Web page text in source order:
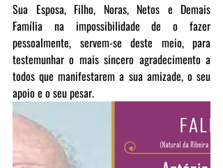
Sua Esposa, Filho, Noras, Netos e Demais
Família na impossibilidade de o fazer
pessoalmente, servem-se deste meio, para
testemunhar o mais sincero agradecimento a
todos que manifestarem a sua amizade, o seu
apoio e o seu pesar.